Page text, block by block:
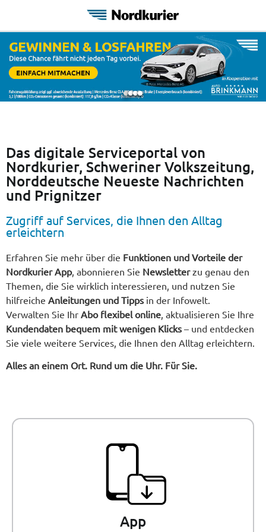
Das digitale Serviceportal von
Nordkurier, Schweriner Volkszeitung,
Norddeutsche Neueste Nachrichten
und Prignitzer
Zugriff auf Services, die Ihnen den Alltag
erleichtern
Erfahren Sie mehr über die Funktionen und Vorteile der
Nordkurier App, abonnieren Sie Newsletterzu genau den
Themen, die Sie wirklich interessieren, und nutzen Sie
hilfreiche Anleitungen und Tipps in der Infowelt.
Verwalten Sie Ihr Abo flexibel online , aktualisieren Sie Ihre
Kundendaten bequem mit wenigen Klicks – und entdecken
Sie viele weitere Services, die Ihnen den Alltag erleichtern.
Alles an einem Ort. Rund um die Uhr. Für Sie.
App